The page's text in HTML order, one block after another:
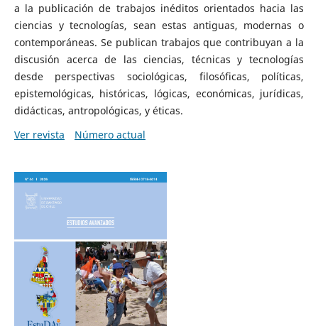
a la publicación de trabajos inéditos orientados hacia las
ciencias y tecnologías, sean estas antiguas, modernas o
contemporáneas. Se publican trabajos que contribuyan a la
discusión acerca de las ciencias, técnicas y tecnologías
desde perspectivas sociológicas, filosóficas, políticas,
epistemológicas, históricas, lógicas, económicas, jurídicas,
didácticas, antropológicas, y éticas.
Ver revista
Número actual